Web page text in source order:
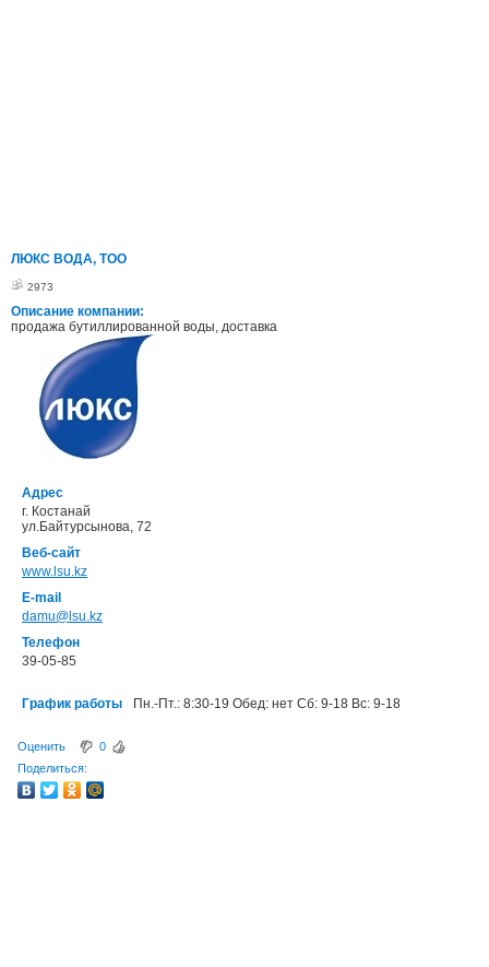
ЛЮКС ВОДА, ТОО
2973
Описание компании:
продажа бутиллированной воды, доставка
Адрес
г. Костанай
ул.Байтурсынова, 72
Веб-сайт
www.lsu.kz
E-mail
damu@lsu.kz
Телефон
39-05-85
График работы Пн.-Пт.: 8:30-19 Обед: нет Сб: 9-18 Вс: 9-18
Оценить
0
Поделиться: